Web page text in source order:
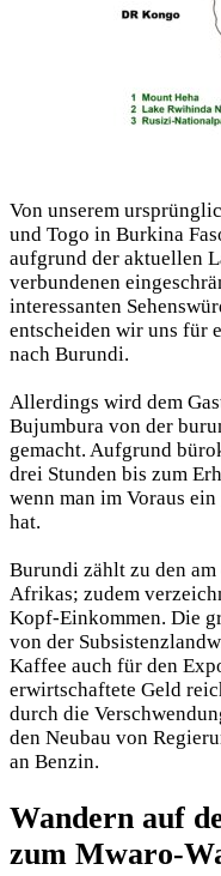
Von unserem
und Togo in Burkina
aufgrund der aktuellen
verbundenen
interessanten
entscheiden wir uns für
nach Burundi.
Allerdings wird dem
Bujumbura von der
gemacht. Aufgrund
drei Stunden bis zum
wenn man im Voraus
hat.
Burundi zählt zu den
Afrikas; zudem
Kopf-Einkommen. Die
von der
Kaffee auch für den
erwirtschaftete Geld
durch die
den Neubau von
an Benzin.
Wandern auf
zum Mwaro-